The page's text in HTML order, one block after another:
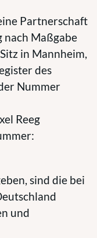
Partnerschaft
Maßgabe
in Mannheim,
des
Nummer
Reeg
sind die bei
und